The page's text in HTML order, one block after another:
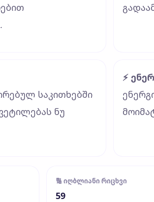
საკითხებში
ნუ
⚡
🔢 იღბლიანი რიცხვი
59